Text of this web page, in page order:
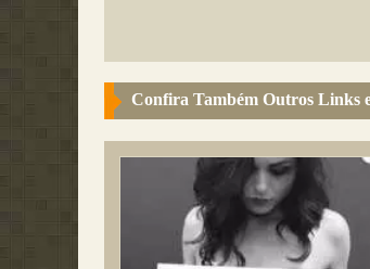
Confira Também Outros Links